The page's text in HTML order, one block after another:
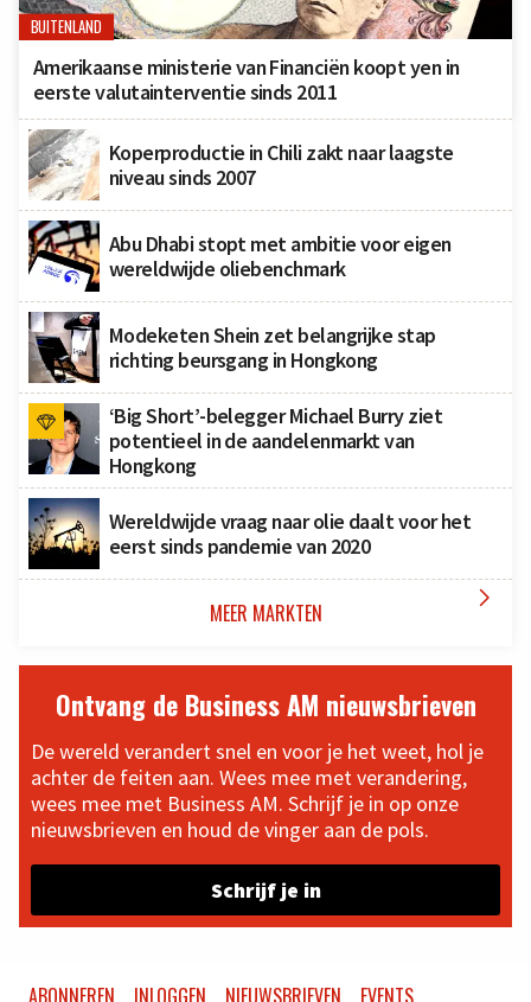
BUITENLAND
Amerikaanse ministerie van Financiën koopt yen in
eerste valutainterventie sinds 2011
Koperproductie in Chili zakt naar laagste
niveau sinds 2007
Abu Dhabi stopt met ambitie voor eigen
wereldwijde oliebenchmark
Modeketen Shein zet belangrijke stap
richting beursgang in Hongkong
‘Big Short’-belegger Michael Burry ziet
potentieel in de aandelenmarkt van
Hongkong
Wereldwijde vraag naar olie daalt voor het
eerst sinds pandemie van 2020
MEER MARKTEN 
Ontvang de Business AM nieuwsbrieven
De wereld verandert snel en voor je het weet, hol je
achter de feiten aan. Wees mee met verandering,
wees mee met Business AM. Schrijf je in op onze
nieuwsbrieven en houd de vinger aan de pols.
Schrijf je in
ABONNEREN INLOGGEN NIEUWSBRIEVEN EVENTS